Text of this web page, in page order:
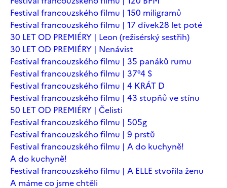
Festival francouzského filmu | 150 miligramů
Festival francouzského filmu | 17 dívek28 let poté
30 LET OD PREMIÉRY | Leon (režisérský sestřih)
30 LET OD PREMIÉRY | Nenávist
Festival francouzského filmu | 35 panáků rumu
Festival francouzského filmu | 37°4 S
Festival francouzského filmu | 4 KRÁT D
Festival francouzského filmu | 43 stupňů ve stínu
50 LET OD PREMIÉRY | Čelisti
Festival francouzského filmu | 505g
Festival francouzského filmu | 9 prstů
Festival francouzského filmu | A do kuchyně!
A do kuchyně!
Festival francouzského filmu | A ELLE stvořila ženu
A máme co jsme chtěli